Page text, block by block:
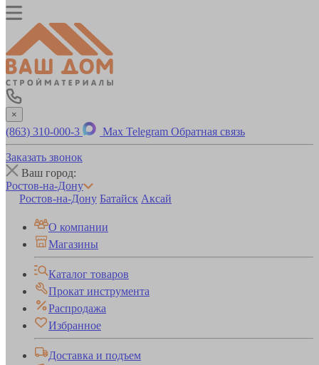
×
(863) 310-000-3 Max Telegram Обратная связь
Заказать звонок
Ваш город:
Ростов-на-Дону
Ростов-на-Дону Батайск Аксай
О компании
Магазины
Каталог товаров
Прокат инструмента
Распродажа
Избранное
Доставка и подъем